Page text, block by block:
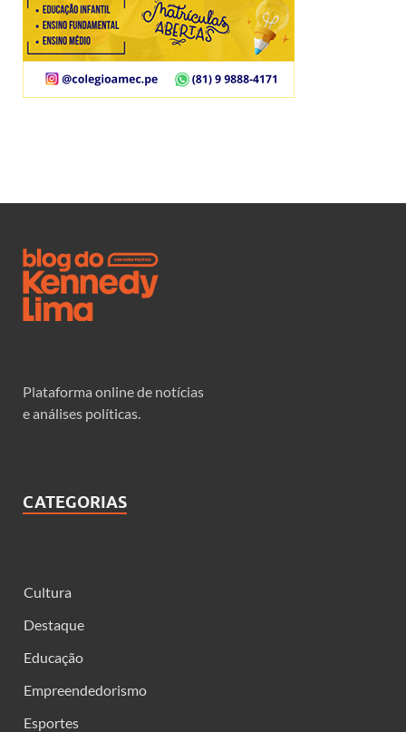
Plataforma online de notícias
e análises políticas.
CATEGORIAS
Cultura
Destaque
Educação
Empreendedorismo
Esportes